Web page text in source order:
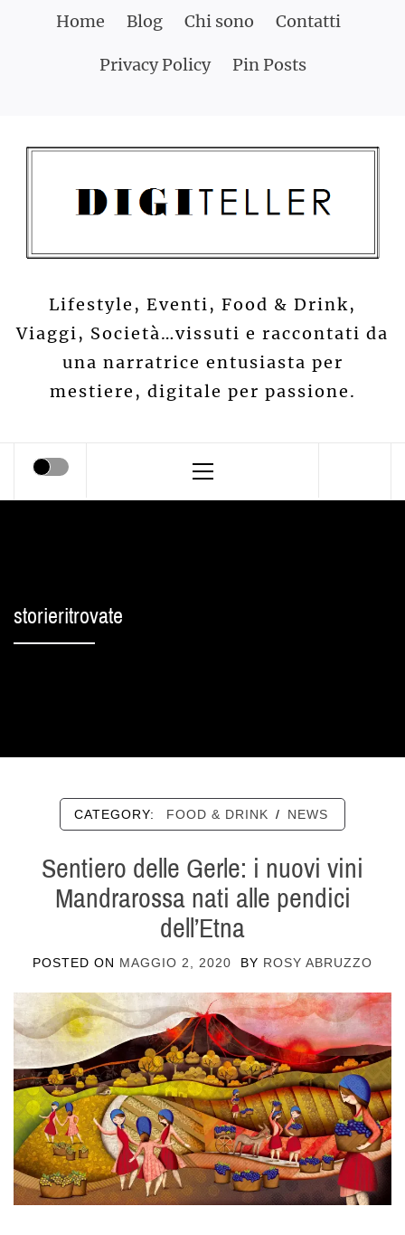
Home Blog Chi sono Contatti
Privacy Policy Pin Posts
Lifestyle, Eventi, Food & Drink,
Viaggi, Società…vissuti e raccontati da
una narratrice entusiasta per
mestiere, digitale per passione.
Menu
storieritrovate
CATEGORY: FOOD & DRINK / NEWS
Sentiero delle Gerle: i nuovi vini
Mandrarossa nati alle pendici
dell’Etna
POSTED ON MAGGIO 2, 2020 BY ROSY ABRUZZO